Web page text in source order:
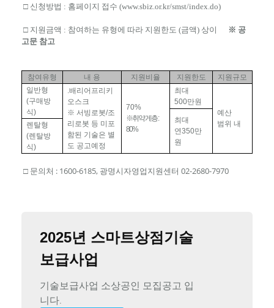
□ 신청방법 : 홈페이지 접수 (www.sbiz.or.kr/smst/index.do)
□ 지원금액 : 참여하는 유형에 따라 지원한도 (금액) 상이 ※ 공
고문 참고
참여유형 내 용 지원비율 지원한도
지원규모
일반형
(구매방
식)
.배리어프리키
오스크
※ 서빙로봇/조
리로봇 등 미포
함된 기술은 별
도 공고예정
70%
※취약게층:
80%
최대
500만원
예산
범위 내
최대
연350만
원
렌탈형
(렌탈방
식)
□ 문의처 : 1600-6185, 광명시자영업지원센터 02-2680-7970
2025년 스마트상점기술
보급사업
기술보급사업 소상공인 모집공고 입
니다.